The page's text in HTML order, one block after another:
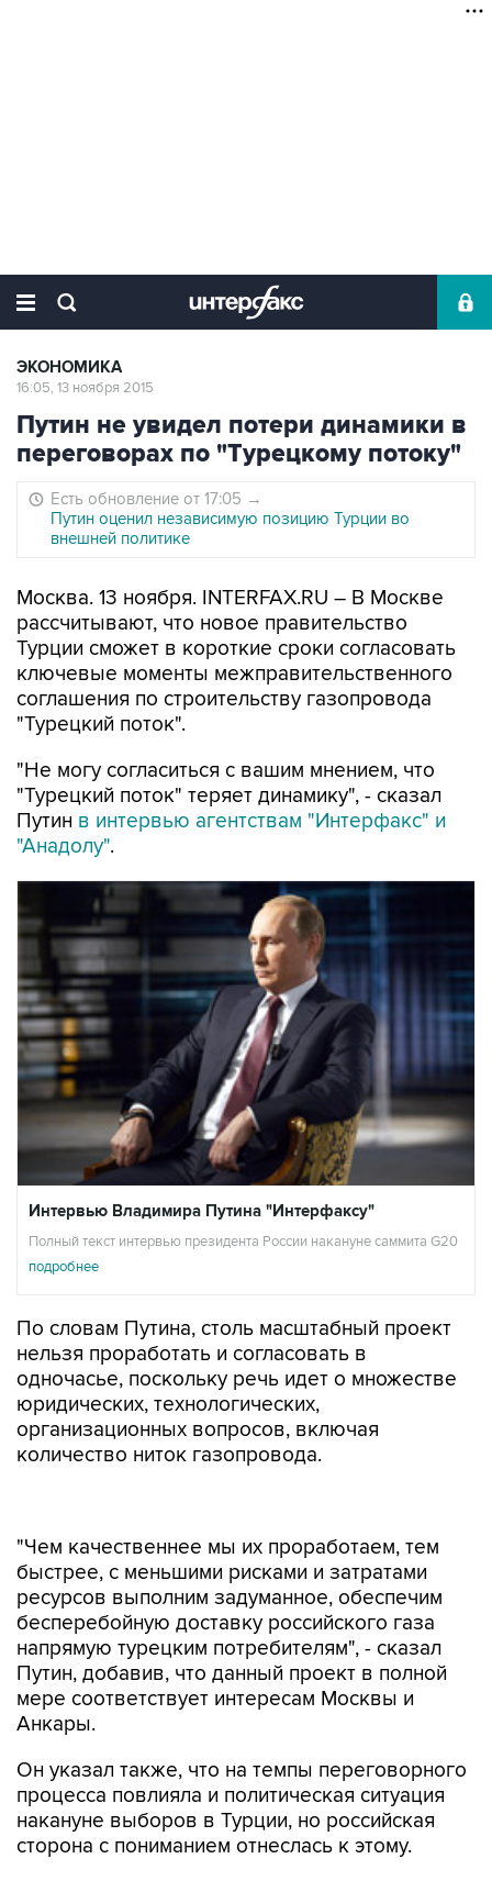
ЭКОНОМИКА
16:05, 13 ноября 2015
Путин не увидел потери динамики в
переговорах по "Турецкому потоку"
Есть обновление от 17:05 →
Путин оценил независимую позицию Турции во
внешней политике
Москва. 13 ноября. INTERFAX.RU – В Москве
рассчитывают, что новое правительство
Турции сможет в короткие сроки согласовать
ключевые моменты межправительственного
соглашения по строительству газопровода
"Турецкий поток".
"Не могу согласиться с вашим мнением, что
"Турецкий поток" теряет динамику", - сказал
Путин в интервью агентствам "Интерфакс" и
"Анадолу".
Интервью Владимира Путина "Интерфаксу"
Полный текст интервью президента России накануне саммита G20
подробнее
По словам Путина, столь масштабный проект
нельзя проработать и согласовать в
одночасье, поскольку речь идет о множестве
юридических, технологических,
организационных вопросов, включая
количество ниток газопровода.
ресурсов выполним задуманное, обеспечим
бесперебойную доставку российского газа
напрямую турецким потребителям", - сказал
Путин, добавив, что данный проект в полной
мере соответствует интересам Москвы и
Анкары.
Он указал также, что на темпы переговорного
накануне выборов в Турции, но российская
сторона с пониманием отнеслась к этому.
Путин считает, что "Турецкий поток" позволил